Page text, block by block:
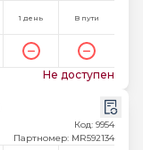
1 день В пути
Не доступен
Код: 9954
Партномер: MR592134